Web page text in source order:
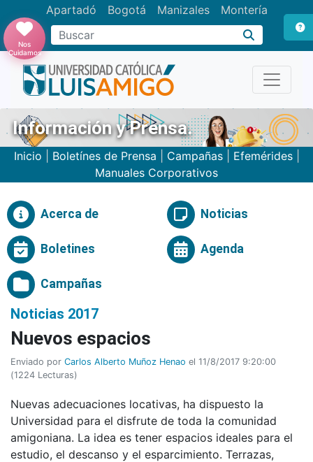
Apartadó Bogotá Manizales Montería
Buscar
Nos
Cuidamos
Información y Prensa.
Inicio Boletínes de Prensa Campañas| Efemérides|
Manuales Corporativos
Acerca de Noticias
Boletines Agenda
Campañas
Noticias 2017
Nuevos espacios
Enviado por Carlos Alberto Muñoz Henao el 11/8/2017 9:20:00
(1224 Lecturas)
Nuevas adecuaciones locativas, ha dispuesto la
Universidad para el disfrute de toda la comunidad
amigoniana. La idea es tener espacios ideales para el
estudio, el descanso y el esparcimiento. Terrazas,